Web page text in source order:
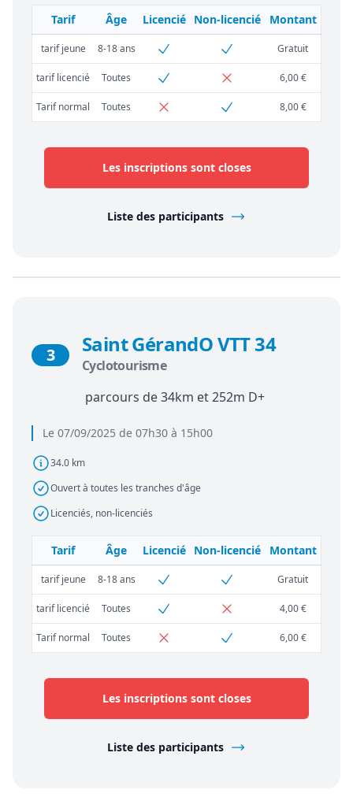
Tarif Âge Licencié Non-licencié Montant
tarif jeune 8-18 ans Gratuit
tarif licencié Toutes 6,00 €
Tarif normal Toutes 8,00 €
Les inscriptions sont closes
Liste des participants
Le 07/09/2025 de 07h30 à 15h00
34.0 km
Ouvert à toutes les tranches d'âge
Licenciés, non-licenciés
3 Saint GérandO VTT 34
Cyclotourisme
parcours de 34km et 252m D+
Tarif Âge Licencié Non-licencié Montant
tarif jeune 8-18 ans Gratuit
tarif licencié Toutes 4,00 €
Tarif normal Toutes 6,00 €
Les inscriptions sont closes
Liste des participants